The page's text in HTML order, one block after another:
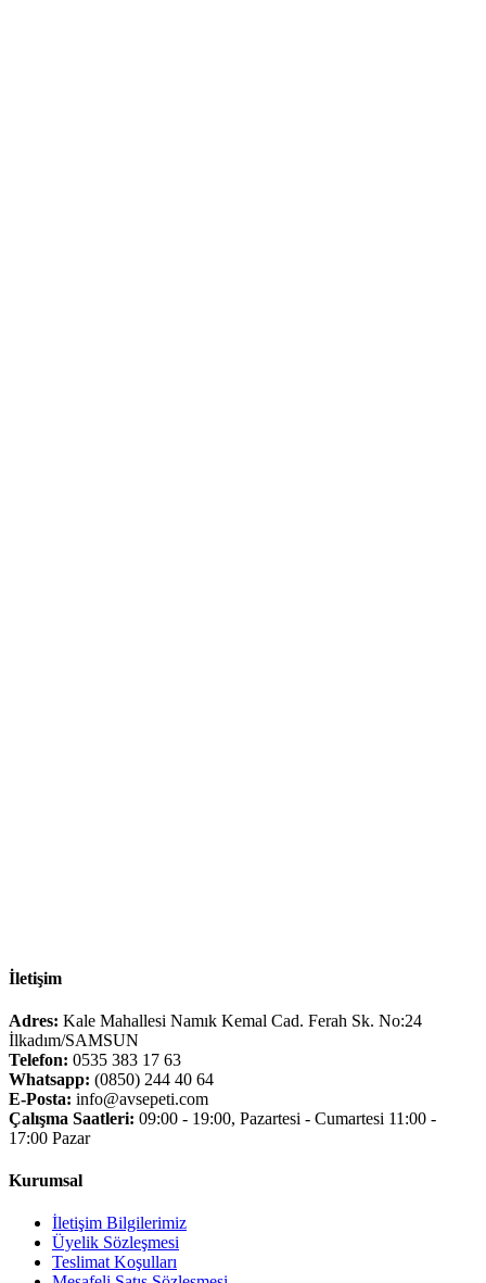
İletişim
Adres: Kale Mahallesi Namık Kemal Cad. Ferah Sk. No:24
İlkadım/SAMSUN
Telefon: 0535 383 17 63
Whatsapp: (0850) 244 40 64
E-Posta: info@avsepeti.com
Çalışma Saatleri: 09:00 - 19:00, Pazartesi - Cumartesi 11:00 -
17:00 Pazar
Kurumsal
İletişim Bilgilerimiz
Üyelik Sözleşmesi
Teslimat Koşulları